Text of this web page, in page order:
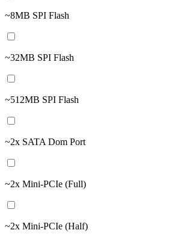
~8MB SPI Flash
~32MB SPI Flash
~512MB SPI Flash
~2x SATA Dom Port
~2x Mini-PCIe (Full)
~2x Mini-PCIe (Half)